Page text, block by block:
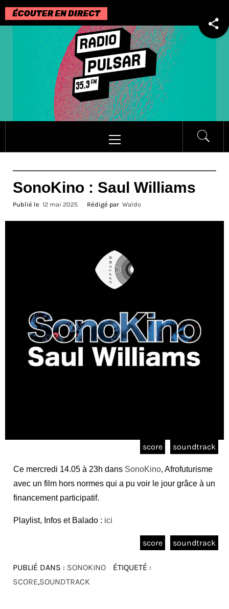
Passer
au
contenu
principal
SonoKino : Saul Williams
Publié le 12 mai 2025 Rédigé par Waldo
score soundtrack
Ce mercredi 14.05 à 23h dans SonoKino, Afrofuturisme
avec un film hors normes qui a pu voir le jour grâce à un
financement participatif.
Playlist, Infos et Balado : ici
score soundtrack
PUBLIÉ DANS : SONOKINO
ÉTIQUETÉ :
SCORE,SOUNDTRACK